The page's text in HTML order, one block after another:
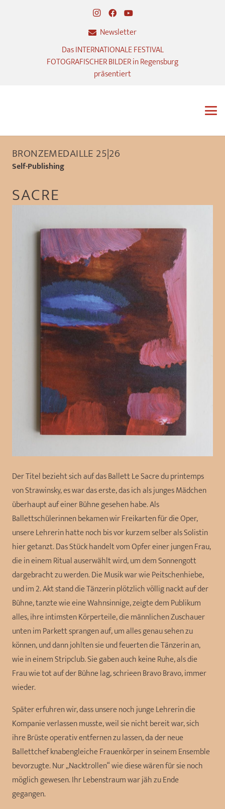
Newsletter
Das INTERNATIONALE FESTIVAL
FOTOGRAFISCHER BILDER in Regensburg
präsentiert
BRONZEMEDAILLE 25|26
Self-Publishing
SACRE
Der Titel bezieht sich auf das Ballett Le Sacre du printemps
von Strawinsky, es war das erste, das ich als junges Mädchen
überhaupt auf einer Bühne gesehen habe. Als
Ballettschülerinnen bekamen wir Freikarten für die Oper,
unsere Lehrerin hatte noch bis vor kurzem selber als Solistin
hier getanzt. Das Stück handelt vom Opfer einer jungen Frau,
die in einem Ritual auserwählt wird, um dem Sonnengott
dargebracht zu werden. Die Musik war wie Peitschenhiebe,
und im 2. Akt stand die Tänzerin plötzlich völlig nackt auf der
Bühne, tanzte wie eine Wahnsinnige, zeigte dem Publikum
alles, ihre intimsten Körperteile, die männlichen Zuschauer
unten im Parkett sprangen auf, um alles genau sehen zu
können, und dann johlten sie und feuerten die Tänzerin an,
wie in einem Stripclub. Sie gaben auch keine Ruhe, als die
Frau wie tot auf der Bühne lag, schrieen Bravo Bravo, immer
wieder.
Später erfuhren wir, dass unsere noch junge Lehrerin die
Kompanie verlassen musste, weil sie nicht bereit war, sich
ihre Brüste operativ entfernen zu lassen, da der neue
Ballettchef knabengleiche Frauenkörper in seinem Ensemble
bevorzugte. Nur „Nacktrollen“ wie diese wären für sie noch
möglich gewesen. Ihr Lebenstraum war jäh zu Ende
gegangen.